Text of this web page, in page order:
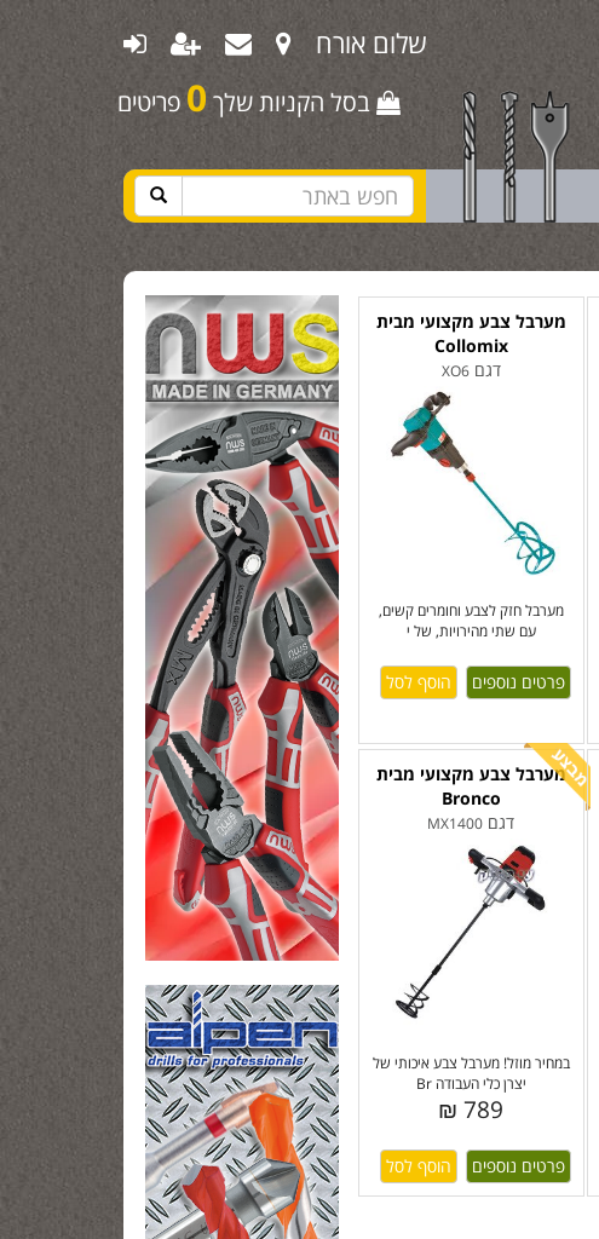
שלום אורח
בסל הקניות שלך 0 פריטים
מערבל צבע מקצועי מבית
Collomix
דגםXO6
מערבל חזק לצבע וחומרים קשים,
עם שתי מהירויות, של י
פרטים נוספים
מערבל צבע מקצועי מבית
Bronco
דגם MX1400
במחיר מוזל! מערבל צבע איכותי של
יצרן כלי העבודה Br
789 ₪
פרטים נוספים